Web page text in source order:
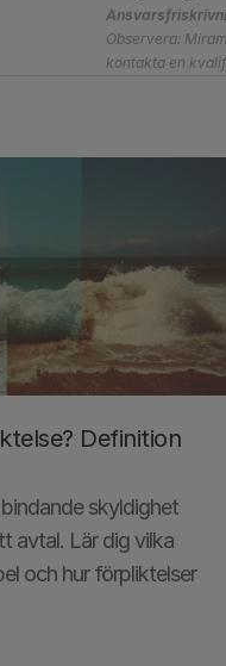
Observera:
kontakta en
Definition
skyldighet
avtal. Lär dig vilka
och hur förpliktelser